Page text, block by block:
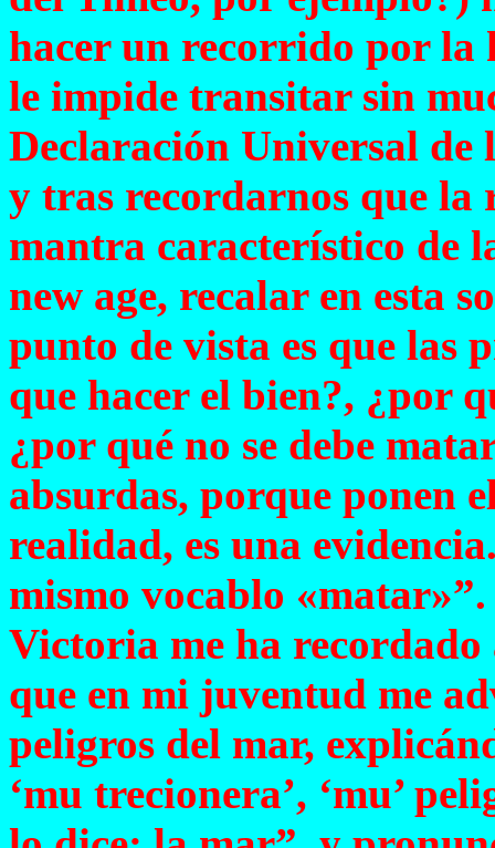
hacer un recorrido por la
le impide transitar sin
Declaración Universal de
y tras recordarnos que la
mantra característico de
new age, recalar en esta
punto de vista es que las
que hacer el bien?, ¿por
¿por qué no se debe
absurdas, porque ponen
realidad, es una
mismo vocablo
Victoria me ha
que en mi juventud me
peligros del mar,
‘mu trecionera’, ‘mu’